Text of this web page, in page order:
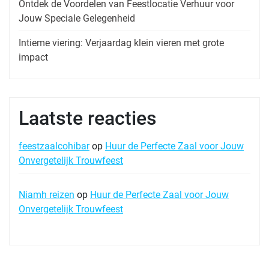
Ontdek de Voordelen van Feestlocatie Verhuur voor
Jouw Speciale Gelegenheid
Intieme viering: Verjaardag klein vieren met grote
impact
Laatste reacties
feestzaalcohibarop Huur de Perfecte Zaal voor Jouw
Onvergetelijk Trouwfeest
Niamh reizen op Huur de Perfecte Zaal voor Jouw
Onvergetelijk Trouwfeest